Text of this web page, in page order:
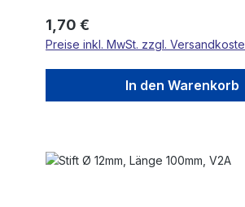
Regulärer Preis:
1,70 €
Preise inkl. MwSt. zzgl.
In den Warenkorb